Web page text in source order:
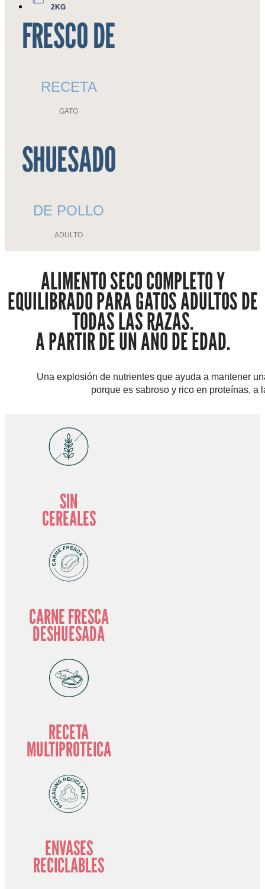
2KG
FRESCO DE
RECETA
GATO
SHUESADO
DE POLLO
ADULTO
ALIMENTO SECO COMPLETO Y
EQUILIBRADO PARA GATOS ADULTOS DE
TODAS LAS RAZAS.
A PARTIR DE UN AÑO DE EDAD.
Una explosión de nutrientes que ayuda a mantener
porque es sabroso y rico en proteínas, a
SIN
CEREALES
CARNE FRESCA
DESHUESADA
RECETA
MULTIPROTEICA
ENVASES
RECICLABLES